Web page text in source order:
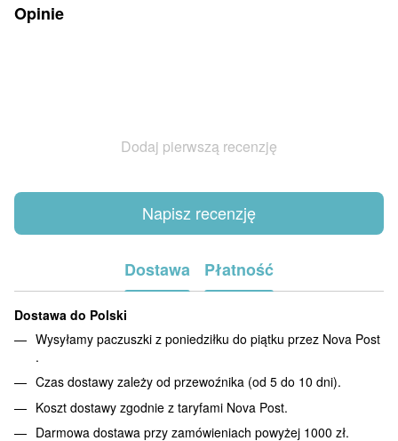
Opinie
Dodaj pierwszą recenzję
Napisz recenzję
Dostawa Płatność
Dostawa do Polski
Wysyłamy paczuszki z poniedziłku do piątku przez Nova Post
.
Czas dostawy zależy od przewoźnika (od 5 do 10 dni).
Koszt dostawy zgodnie z taryfami Nova Post.
Darmowa dostawa przy zamówieniach powyżej 1000 zł.